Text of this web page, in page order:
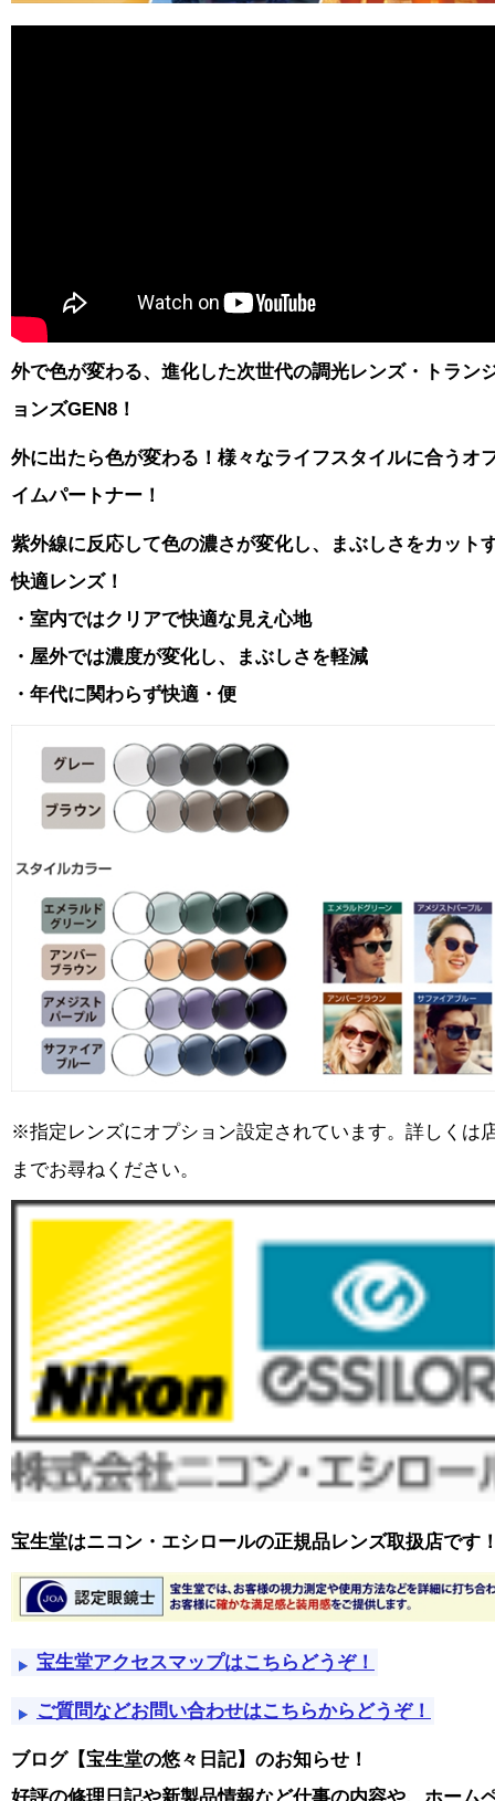
外で色が変わる、進化した次世代の調光レンズ・トラン
ョンズGEN8！
外に出たら色が変わる！様々なライフスタイルに合うオ
イムパートナー！
紫外線に反応して色の濃さが変化し、まぶしさをカット
快適レンズ！
・室内ではクリアで快適な見え心地
・屋外では濃度が変化し、まぶしさを軽減
・年代に関わらず快適・便
※指定レンズにオプション設定されています。詳しくは
までお尋ねください。
宝生堂はニコン・エシロールの正規品レンズ取扱店です
宝生堂アクセスマップはこちらどうぞ！
ご質問などお問い合わせはこちらからどうぞ！
ブログ【宝生堂の悠々日記】のお知らせ！